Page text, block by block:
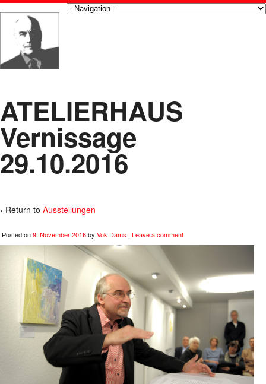
ATELIERHAUS
Vernissage
29.10.2016
‹ Return to Ausstellungen
Posted on9. November 2016by Vok Dams | Leave a comment